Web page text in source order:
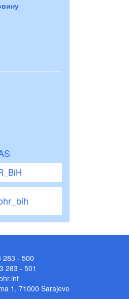
283 - 500
283 - 501
1, 71000 Sarajevo